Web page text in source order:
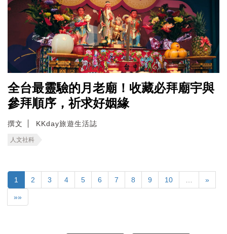
全台最靈驗的月老廟！收藏必拜廟宇與
參拜順序，祈求好姻緣
撰文 KKday旅遊生活誌
人文社科
1 2 3 4 5 6 7 8 9 10 »
»»